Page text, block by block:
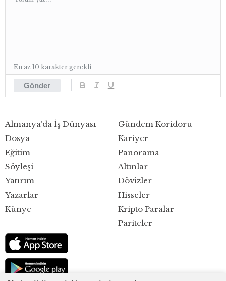
Gönder
En az 10 karakter gerekli
Almanya’da İş Dünyası
Dosya
Eğitim
Gündem Koridoru
Kariyer
Panorama
Söyleşi
Yatırım
Yazarlar
Künye
Altınlar
Dövizler
Hisseler
Kripto Paralar
Pariteler